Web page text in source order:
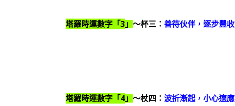
塔羅時運數字「3 」～杯三：善待伙伴，逐步豐收
塔羅時運數字「4 」～杖四：波折漸起，小心適應